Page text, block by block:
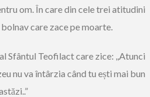
om. În care din cele trei atitudini
care zace pe moarte.
Sfântul Teofilact care zice: ,,Atunci
nu va întârzia când tu ești mai bun